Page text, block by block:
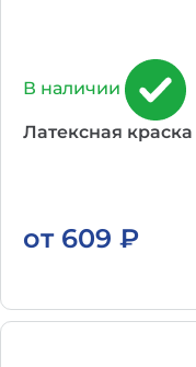
В наличии
Латексная
от 609 ₽